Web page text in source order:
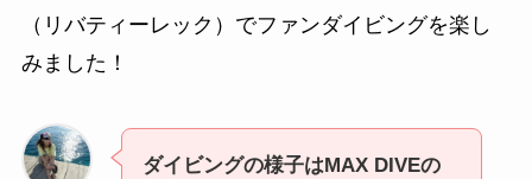
（リバティーレック）でファンダイビングを楽し
みました！
ダイビングの様子はMAX DIVEの